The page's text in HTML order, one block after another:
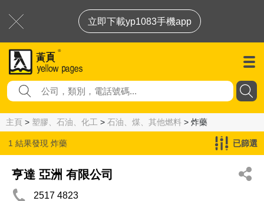
立即下載yp1083手機app
主頁 > 塑膠、石油、化工 > 石油、煤、其他燃料 > 炸藥
1 結果發現 炸藥 已篩選
亨達 亞洲 有限公司
2517 4823